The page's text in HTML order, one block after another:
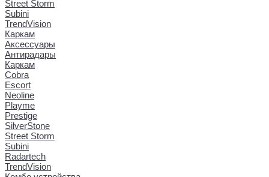
Street Storm
Subini
TrendVision
Каркам
Аксессуары
Антирадары
Каркам
Cobra
Escort
Neoline
Playme
Prestige
SilverStone
Street Storm
Subini
Radartech
TrendVision